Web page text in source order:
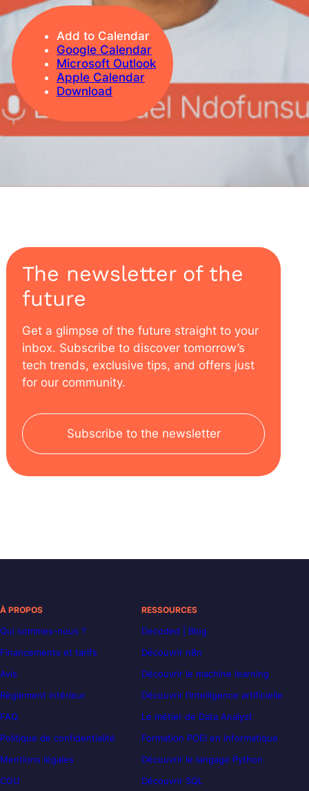
Add to Calendar
Google Calendar
Microsoft Outlook
Apple Calendar
Download
The newsletter of the
future
Get a glimpse of the future straight to your
inbox. Subscribe to discover tomorrow’s
tech trends, exclusive tips, and offers just
for our community.
Subscribe to the newsletter
À PROPOS
Qui sommes-nous ?
Financements et tarifs
Avis
Règlement intérieur
FAQ
Politique de confidentialité
Mentions légales
CGU
RESSOURCES
Decoded | Blog
Découvrir n8n
Découvrir le machine learning
Découvrir l’intelligence artificielle
Le métier de Data Analyst
Formation POEI en informatique
Découvrir le langage Python
Découvrir SQL